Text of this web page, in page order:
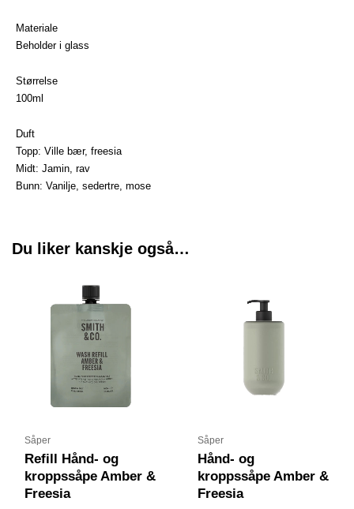
Materiale
Beholder i glass
Størrelse
100ml
Duft
Topp: Ville bær, freesia
Midt: Jamin, rav
Bunn: Vanilje, sedertre, mose
Du liker kanskje også…
Såper
Refill Hånd- og
kroppssåpe Amber &
Freesia
Såper
Hånd- og
kroppssåpe Amber &
Freesia